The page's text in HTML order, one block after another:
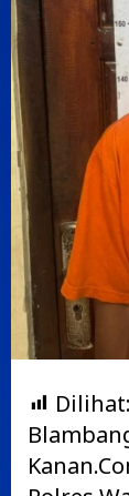
Dilihat: